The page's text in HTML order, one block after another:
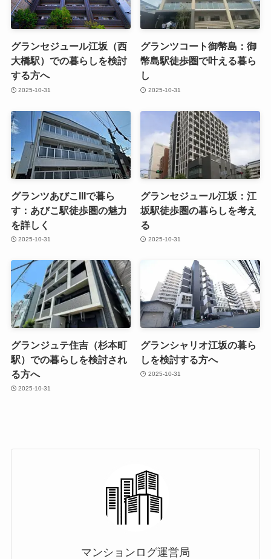
グランセジュール江坂（西
大橋駅）での暮らしを検討
する方へ
2025-10-31
グランツコート御幣島：御
幣島駅徒歩圏で叶える暮ら
し
2025-10-31
グランツあびこIIIで暮ら
す：あびこ駅徒歩圏の魅力
を詳しく
2025-10-31
グランセジュール江坂：江
坂駅徒歩圏の暮らしを考え
る
2025-10-31
グランジュテ住吉（杉本町
駅）での暮らしを検討され
る方へ
2025-10-31
グランシャリオ江坂の暮ら
しを検討する方へ
2025-10-31
マンションログ運営局